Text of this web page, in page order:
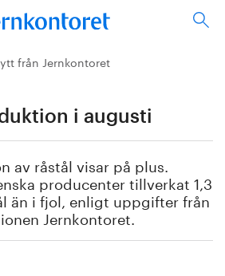
från Jernkontoret
i augusti
av råstål visar på plus.
producenter tillverkat 1,3
än i fjol, enligt uppgifter från
Jernkontoret.